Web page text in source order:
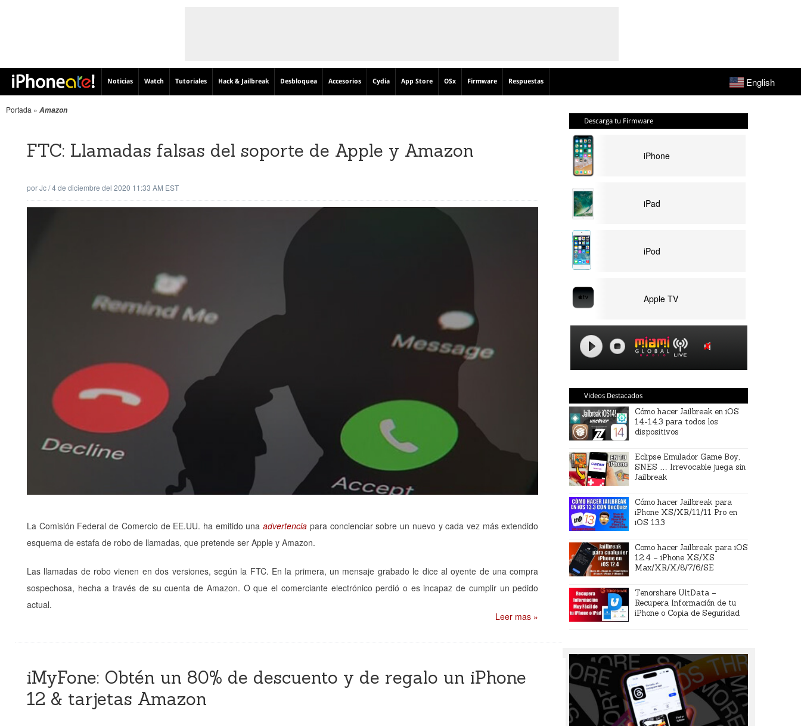
Noticias Watch Tutoriales Hack & Jailbreak Desbloquea Accesorios Cydia App Store OSx Firmware Respuestas English
Portada » Amazon
FTC: Llamadas falsas del soporte de Apple y Amazon
porJc/4 de diciembre del 2020 11:33 AM EST
La Comisión Federal de Comercio de EE.UU. ha emitido unaadvertencia para concienciar sobre un nuevo y cada vez más extendido
esquema de estafa de robo de llamadas, que pretende ser Apple y Amazon.
Las llamadas de robo vienen en dos versiones, según la FTC. En la primera, un mensaje grabado le dice al oyente de una compra
sospechosa, hecha a través de su cuenta de Amazon. O que el comerciante electrónico perdió o es incapaz de cumplir un pedido
actual.
Leer mas »
iMyFone: Obtén un 80% de descuento y de regalo un iPhone
12 & tarjetas Amazon
Descarga tu Firmware
iPhone
iPad
iPod
Apple TV
Videos Destacados
Cómo hacer Jailbreak en iOS
14-14.3 para todos los
dispositivos
Eclipse Emulador Game Boy,
SNES … Irrevocable juega sin
Jailbreak
Cómo hacer Jailbreak para
iPhone XS/XR/11/11 Pro en
iOS 13.3
Como hacer Jailbreak para iOS
12.4 – iPhone XS/XS
Max/XR/X/8/7/6/SE
Tenorshare UltData –
Recupera Información de tu
iPhone o Copia de Seguridad